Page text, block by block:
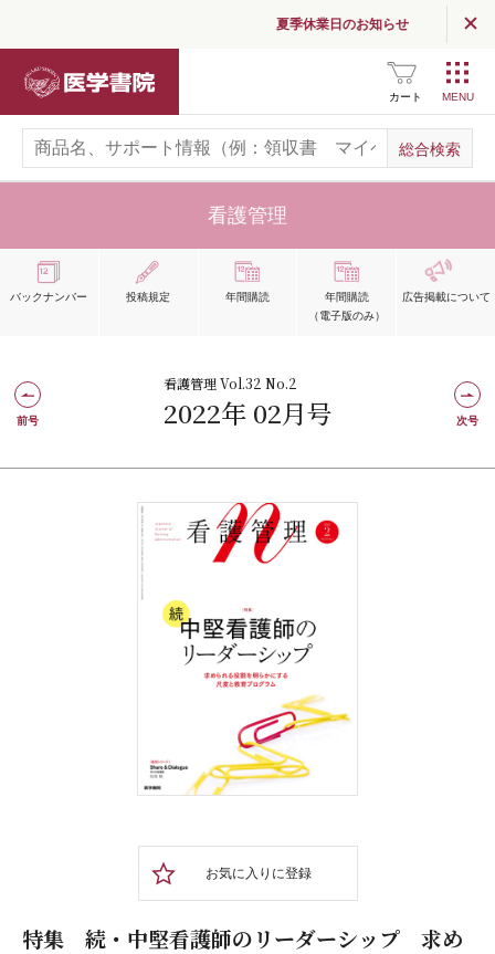
夏季休業日のお知らせ
カート
看護管理
バックナンバー 投稿規定 年間購読
年間購読
（電子版のみ）
広告掲載について
看護管理 Vol.32 No.2
2022年 02月号
前号 次号
お気に入りに登録
特集 続・中堅看護師のリーダーシップ 求め